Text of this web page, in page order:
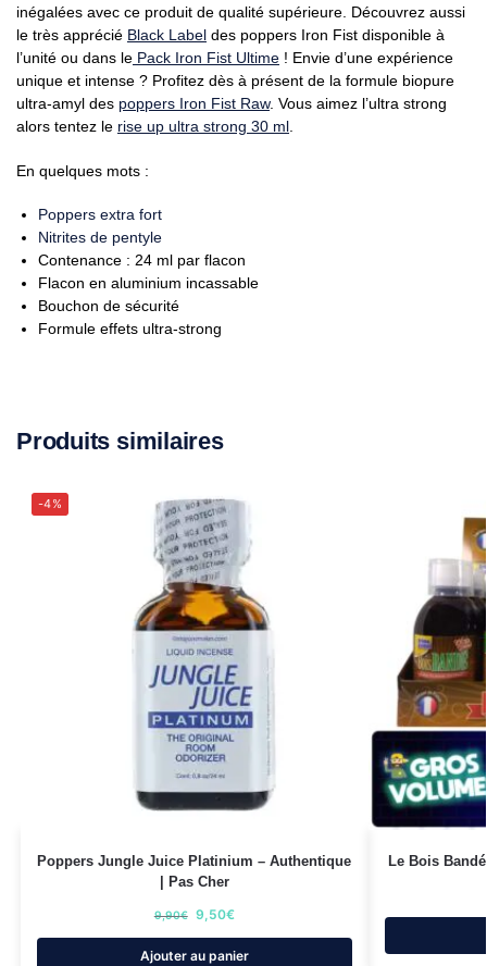
inégalées avec ce produit de qualité supérieure. Découvrez aussi
le très apprécié Black Label des poppers Iron Fist disponible à
l’unité ou dans le Pack Iron Fist Ultime ! Envie d’une expérience
unique et intense ? Profitez dès à présent de la formule biopure
ultra-amyl des poppers Iron Fist Raw. Vous aimez l’ultra strong
alors tentez le rise up ultra strong 30 ml.
En quelques mots :
Poppers extra fort
Nitrites de pentyle
Contenance : 24 ml par flacon
Flacon en aluminium incassable
Bouchon de sécurité
Formule effets ultra-strong
Produits similaires
-4%
Poppers Jungle Juice Platinium – Authentique
| Pas Cher
9,90€ 9,50€
Ajouter au panier
Le Bois